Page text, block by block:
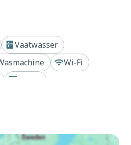
Ter beschikking:
Internet (WiFi, gratis).
length (1 Auto), hoogte 210 cm,
1 huisdier/hond toegestaan. Er
kosten ter plaatse te worden
Vaatwasser
Wi-Fi